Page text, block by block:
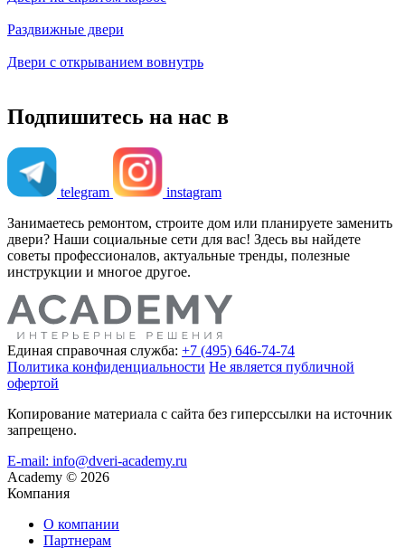
Раздвижные двери
Двери с открыванием вовнутрь
Подпишитесь на нас в
telegram
instagram
Занимаетесь ремонтом, строите дом или планируете заменить
двери? Наши социальные сети для вас! Здесь вы найдете
советы профессионалов, актуальные тренды, полезные
инструкции и многое другое.
Единая справочная служба: +7 (495) 646-74-74
Политика конфиденциальности Не является публичной
офертой
Копирование материала с сайта без гиперссылки на источник
запрещено.
E-mail: info@dveri-academy.ru
Academy © 2026
Компания
О компании
Партнерам